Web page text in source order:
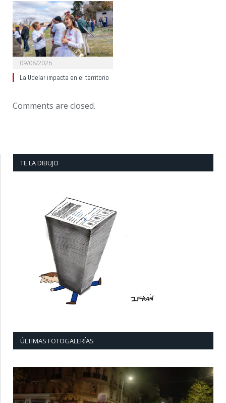
09/08/2026
La Udelar impacta en el territorio
Comments are closed.
TE LA DIBUJO
ÚLTIMAS FOTOGALERÍAS